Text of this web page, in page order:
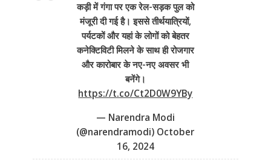
कड़ी में गंगा पर एक रेल-सड़क पुल को
मंजूरी दी गई है। इससे तीर्थयात्रियों,
पर्यटकों और यहां के लोगों को बेहतर
कनेक्टिविटी मिलने के साथ ही रोजगार
और कारोबार के नए-नए अवसर भी
बनेंगे।
https://t.co/Ct2D0W9YBy
— Narendra Modi
(@narendramodi) October
16, 2024